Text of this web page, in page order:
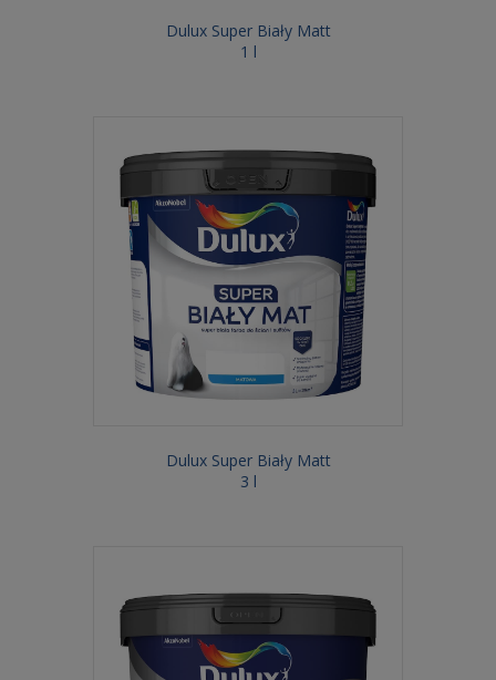
Dulux Super Biały Matt
1 l
Dulux Super Biały Matt
3 l